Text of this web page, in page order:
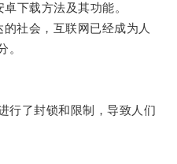
下载方法及其功能。
会，互联网已经成为人
。
了封锁和限制，导致人们